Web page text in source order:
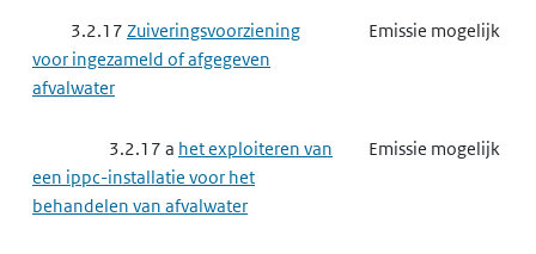
3.2.17 Zuiveringsvoorziening
voor ingezameld of afgegeven
afvalwater
Emissie mogelijk
3.2.17 a het exploiteren van
een ippc-installatie voor het
behandelen van afvalwater
Emissie mogelijk